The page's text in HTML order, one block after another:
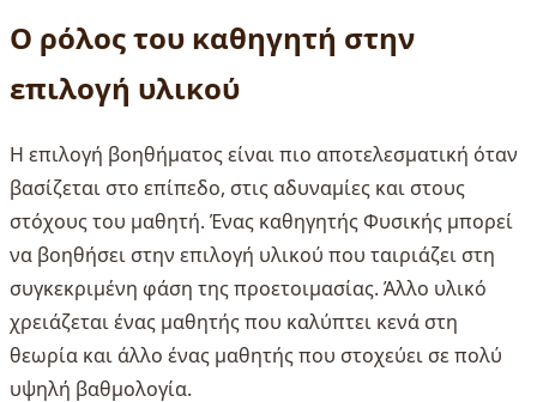
Ο ρόλος του καθηγητή στην
επιλογή υλικού
Η επιλογή βοηθήματος είναι πιο αποτελεσματική όταν
βασίζεται στο επίπεδο, στις αδυναμίες και στους
στόχους του μαθητή. Ένας καθηγητής Φυσικής μπορεί
να βοηθήσει στην επιλογή υλικού που ταιριάζει στη
συγκεκριμένη φάση της προετοιμασίας. Άλλο υλικό
χρειάζεται ένας μαθητής που καλύπτει κενά στη
θεωρία και άλλο ένας μαθητής που στοχεύει σε πολύ
υψηλή βαθμολογία.